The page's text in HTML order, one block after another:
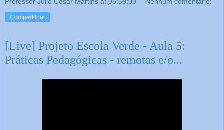
Compartilhar
[Live] Projeto Escola Verde - Aula 5:
Práticas Pedagógicas - remotas e/o...